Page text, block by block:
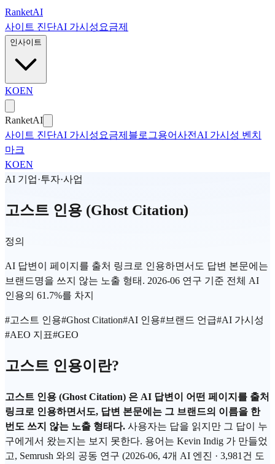
본문으로 건너뛰기
RanketAI
사이트 진단AI 가시성 요금제
인사이트
KOEN
RanketAI
사이트 진단AI 가시성 요금제 블로그용어사전 AI 가시성 벤치
마크
KOEN
AI 기업·투자·사업
고스트 인용 (Ghost Citation)
정의
AI 답변이 페이지를 출처 링크로 인용하면서도 답변 본문에는
브랜드명을 쓰지 않는 노출 형태. 2026-06 연구 기준 전체 AI
인용의 61.7%를 차지
#고스트 인용#Ghost Citation#AI 인용#브랜드 언급#AI 가시성
#AEO 지표#GEO
고스트 인용이란?
고스트 인용 (Ghost Citation) 은 AI 답변이 어떤 페이지를 출처
링크로 인용하면서도, 답변 본문에는 그 브랜드의 이름을 한
번도 쓰지 않는 노출 형태다. 사용자는 답을 읽지만 그 답이 누
구에게서 왔는지는 보지 못한다. 용어는 Kevin Indig 가 만들었
고, Semrush 와의 공동 연구 (2026-06, 4개 AI 엔진 · 3,981건 도